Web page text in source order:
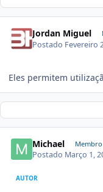
Jordan Miguel
Postado Fevereiro
Eles permitem
Michael Membro
Postado Março 1,
AUTOR